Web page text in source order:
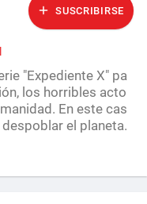
SUSCRIBIRSE
"Expediente X" pa
los horribles acto
En este cas
el planeta.